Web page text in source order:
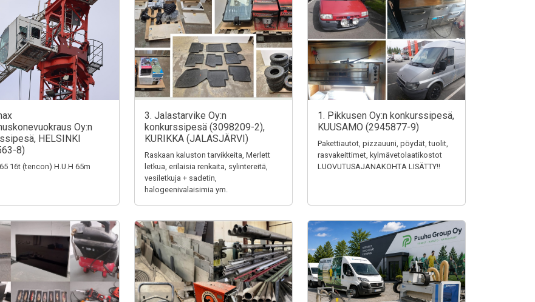
Oy:n
HELSINKI
8)
16t (tencon) H.U.H 65m
3. Jalastarvike Oy:n
konkurssipesä (3098209-2),
KURIKKA (JALASJÄRVI)
Raskaan kaluston tarvikkeita, Merlett
letkua, erilaisia renkaita, sylintereitä,
vesiletkuja + sadetin,
halogeenivalaisimia ym.
1. Pikkusen Oy:n konkurssipesä,
KUUSAMO (2945877-9)
Pakettiautot, pizzauuni, pöydät, tuolit,
rasvakeittimet, kylmävetolaatikostot
LUOVUTUSAJANAKOHTA LISÄTTY!!